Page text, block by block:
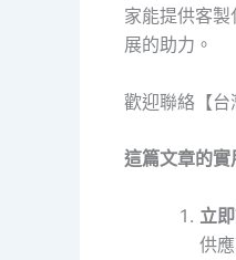
家能提供客
展的助力。
歡迎聯絡【台
這篇文章的
立
供